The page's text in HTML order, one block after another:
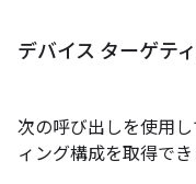
デバイス ターゲテ
次の呼び出しを使用
ィング構成を取得でき